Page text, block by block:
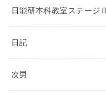
日能研本科教室ステージⅡ
日記
次男